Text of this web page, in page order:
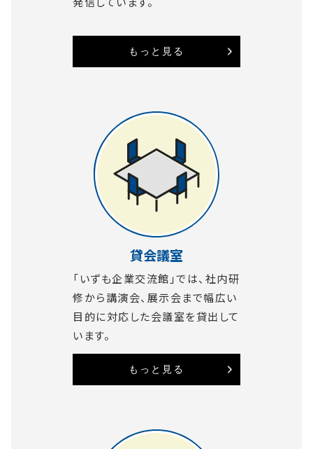
もっと見る
貸会議室
「いずも企業交流館」では、社内研
修から講演会、展示会まで幅広い
目的に対応した会議室を貸出して
います。
もっと見る